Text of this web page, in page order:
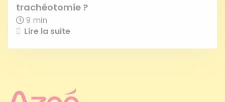
trachéotomie ?
9 min
Lire la suite